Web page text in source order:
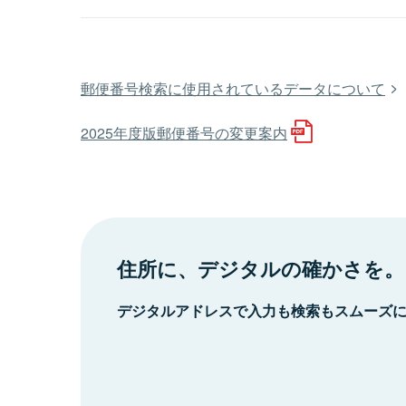
郵便番号検索に使用されているデータについて
2025年度版郵便番号の変更案内
住所に、デジタルの確かさを。
デジタルアドレスで入力も検索もスムーズ